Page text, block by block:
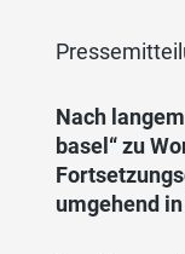
Nach
basel“ zu
umgehend